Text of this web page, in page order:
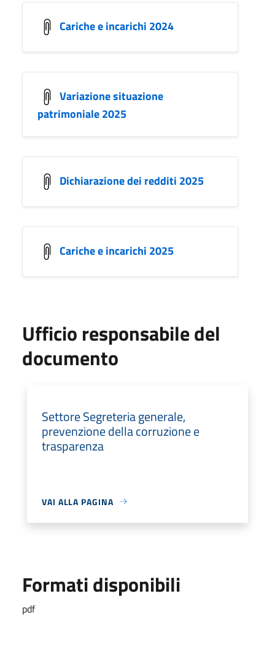
Cariche e incarichi 2024
Variazione situazione
patrimoniale 2025
Dichiarazione dei redditi 2025
Cariche e incarichi 2025
Ufficio responsabile del
documento
Settore Segreteria generale,
prevenzione della corruzione e
trasparenza
VAI ALLA PAGINA
Formati disponibili
pdf